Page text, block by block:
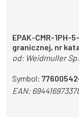
EPAK-CMR-
granicznej, nr
od: Weidmuller Sp.
Symbol:
EAN: